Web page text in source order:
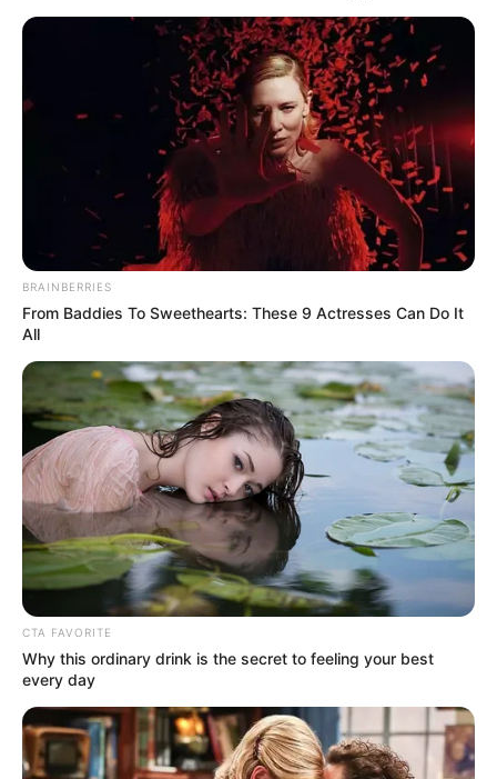
BRAINBERRIES
From Baddies To Sweethearts: These 9 Actresses Can Do It
All
CTA FAVORITE
Why this ordinary drink is the secret to feeling your best
every day